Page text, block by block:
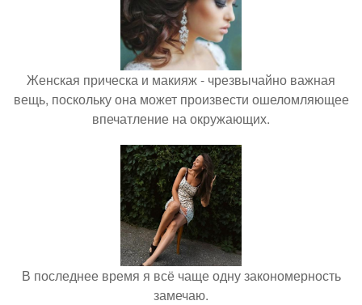
Женская прическа и макияж - чрезвычайно важная
вещь, поскольку она может произвести ошеломляющее
впечатление на окружающих.
В последнее время я всё чаще одну закономерность
замечаю.